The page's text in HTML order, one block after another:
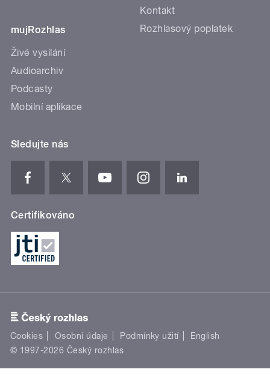
mujRozhlas
Živé vysílání
Audioarchiv
Podcasty
Mobilní aplikace
Kontakt
Rozhlasový poplatek
Sledujte nás
Certifikováno
Cookies Osobní údaje Podmínky užití
English
© 1997-2026 Český rozhlas